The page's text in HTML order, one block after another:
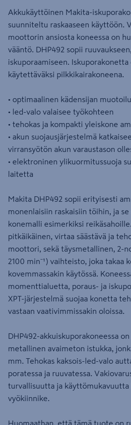
Akkukäyttöinen Makita-
suunniteltu raskaaseen käyttöön.
moottorin ansiosta koneessa on
vääntö. DHP492 sopii
iskuporaamiseen. Iskuporakonetta
käytettäväksi pilkkikairakoneena.
• optimaalinen kädensijan muotoilu
• led-valo valaisee työkohteen
• tehokas ja kompakti yleiskone
• akun suojausjärjestelmä
virransyötön akun varaustason
• elektroninen ylikuormitussuoja
laitetta
Makita DHP492 sopii erityisesti
monenlaisiin raskaisiin töihin, ja
konemalli esimerkiksi
pitkäikäinen, virtaa säästävä ja
moottori, sekä täysmetallinen, 2-
2100 min⁻¹) vaihteisto, joka takaa
kovemmassakin käytössä.
momenttialuetta, poraus- ja
XPT-järjestelmä suojaa konetta
vastaan vaativimmissakin oloissa.
DHP492-akkuiskuporakoneessa
metallinen avaimeton istukka,
mm. Tehokas kaksois-led-valo
poratessa ja ruuvatessa.
turvallisuutta ja käyttömukavuutta
vyökiinnike.
Huomaathan, että tämä tuote on